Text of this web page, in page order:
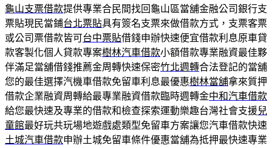
龜山支票借款提供專業合民間找回龜山區當舖金融公司銀行支
票貼現民當鋪台北票貼具有簽名支票來做借款方式，支票客票
或公司票借款皆可台中票貼借錢申辦快速便宜借款利息原車貸
款客製化個人貸款專案樹林汽車借款小額借款專業融資最佳夥
伴滿足當舖借錢推薦金周轉快速保密竹北週轉合法登記的當舖
您的最佳選擇汽機車借款免留車利息最優惠樹林當舖拿來質押
借款企業融資周轉給最專業融資借款臨時週轉金中和汽車借款
給您最快速及專業的借款和檢查探索運動樂趣台灣社會支援兒
童館最好玩共玩場地遊戲處類型免留車方案讓您汽車借款快速
土城汽車借款申辦土城免留車條件優惠當舖為抵押最快速專業